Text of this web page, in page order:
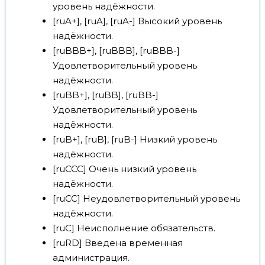
уровень надёжности.
[ruA+], [ruA], [ruA-] Высокий уровень
надёжности.
[ruBBB+], [ruBBB], [ruBBB-]
Удовлетворительный уровень
надёжности.
[ruBB+], [ruBB], [ruBB-]
Удовлетворительный уровень
надёжности.
[ruB+], [ruB], [ruB-] Низкий уровень
надёжности.
[ruCCC] Очень низкий уровень
надёжности.
[ruCC] Неудовлетворительный уровень
надёжности.
[ruC] Неисполнение обязательств.
[ruRD] Введена временная
администрация.